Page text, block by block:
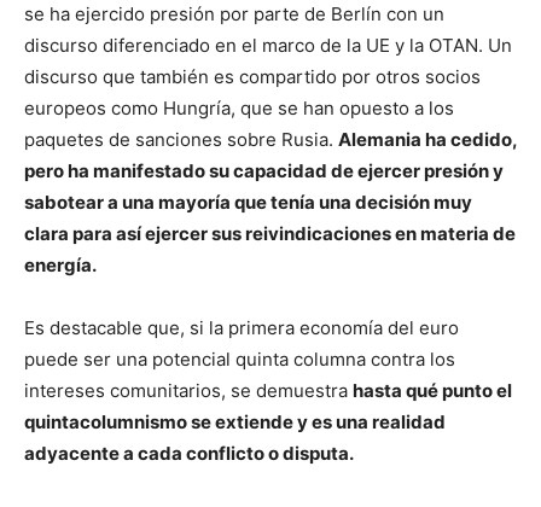
se ha ejercido presión por parte de Berlín con un
discurso diferenciado en el marco de la UE y la OTAN. Un
discurso que también es compartido por otros socios
europeos como Hungría, que se han opuesto a los
paquetes de sanciones sobre Rusia. Alemania ha cedido,
pero ha manifestado su capacidad de ejercer presión y
sabotear a una mayoría que tenía una decisión muy
clara para así ejercer sus reivindicaciones en materia de
energía.
Es destacable que, si la primera economía del euro
puede ser una potencial quinta columna contra los
intereses comunitarios, se demuestra hasta qué punto el
quintacolumnismo se extiende y es una realidad
adyacente a cada conflicto o disputa.